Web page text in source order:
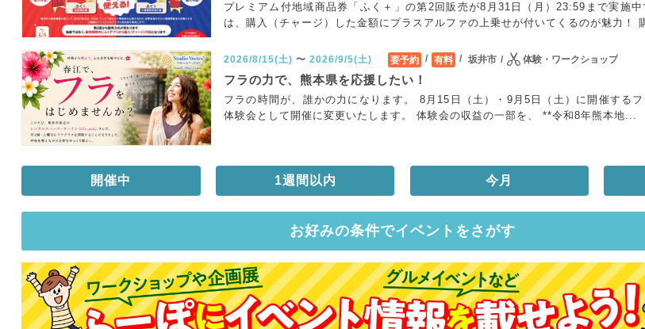
プレミアム付地域商品券「ふく＋」の第2回販売が8月31日（月）23:59まで実施
は、購入（チャージ）した金額にプラスアルファの上乗せが付いてくるのが魅力！
2026/8/15(土) 〜 2026/9/5(土) 要予約 有料 坂井市 体験・ワークショップ
フラの力で、熊本県を応援したい！
フラの時間が、誰かの力になります。 8月15日（土）・9月5日（土）に開催する
体験会として開催に変更いたします。 体験会の収益の一部を、 **令和8年熊本地...
開催中 1週間以内 今月
お好みの条件でイベントをさがす